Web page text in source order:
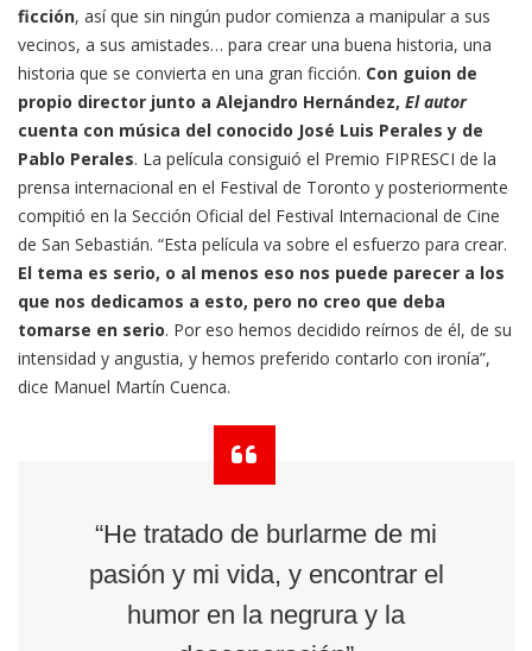
ficción, así que sin ningún pudor comienza a manipular a sus
vecinos, a sus amistades… para crear una buena historia, una
historia que se convierta en una gran ficción. Con guion de
propio director junto a Alejandro Hernández, El autor
cuenta con música del conocido José Luis Perales y de
Pablo Perales. La película consiguió el Premio FIPRESCI de la
prensa internacional en el Festival de Toronto y posteriormente
compitió en la Sección Oficial del Festival Internacional de Cine
de San Sebastián. “Esta película va sobre el esfuerzo para crear.
El tema es serio, o al menos eso nos puede parecer a los
que nos dedicamos a esto, pero no creo que deba
tomarse en serio. Por eso hemos decidido reírnos de él, de su
intensidad y angustia, y hemos preferido contarlo con ironía”,
dice Manuel Martín Cuenca.
“He tratado de burlarme de mi
pasión y mi vida, y encontrar el
humor en la negrura y la